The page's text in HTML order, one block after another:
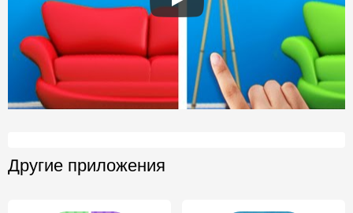
Другие приложения